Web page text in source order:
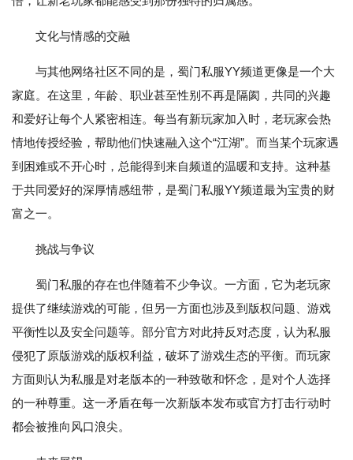
文化与情感的交融
与其他网络社区不同的是，蜀门私服YY频道更像是一个大
家庭。在这里，年龄、职业甚至性别不再是隔阂，共同的兴趣
和爱好让每个人紧密相连。每当有新玩家加入时，老玩家会热
情地传授经验，帮助他们快速融入这个“江湖”。而当某个玩家遇
到困难或不开心时，总能得到来自频道的温暖和支持。这种基
于共同爱好的深厚情感纽带，是蜀门私服YY频道最为宝贵的财
富之一。
挑战与争议
蜀门私服的存在也伴随着不少争议。一方面，它为老玩家
提供了继续游戏的可能，但另一方面也涉及到版权问题、游戏
平衡性以及安全问题等。部分官方对此持反对态度，认为私服
侵犯了原版游戏的版权利益，破坏了游戏生态的平衡。而玩家
方面则认为私服是对老版本的一种致敬和怀念，是对个人选择
的一种尊重。这一矛盾在每一次新版本发布或官方打击行动时
都会被推向风口浪尖。